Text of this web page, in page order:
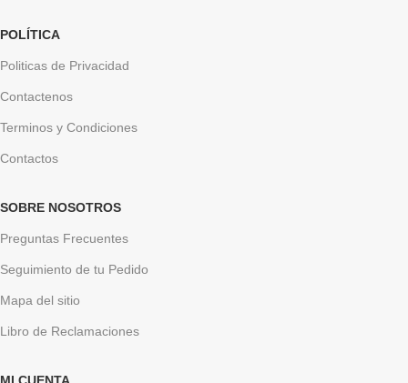
POLÍTICA
Politicas de Privacidad
Contactenos
Terminos y Condiciones
Contactos
SOBRE NOSOTROS
Preguntas Frecuentes
Seguimiento de tu Pedido
Mapa del sitio
Libro de Reclamaciones